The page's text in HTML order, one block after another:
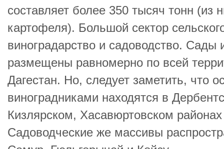
составляет более 350 тысяч тонн (из
картофеля). Большой сектор
виноградарство и садоводство. Сады
размещены равномерно по всей
Дагестан. Но, следует заметить, что
виноградниками находятся в
Кизлярском, Хасавюртовском
Садоводческие же массивы